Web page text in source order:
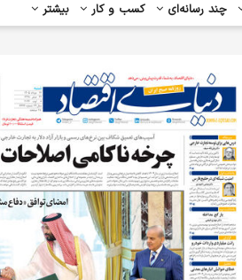
چند رسانه‌ای کسب و کار بیشتر